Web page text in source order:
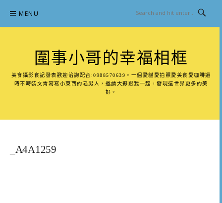
content
MENU
圍事小哥的幸福相框
美食攝影食記發表歡迎洽詢配合:0988570639。一個愛貓愛拍照愛美食愛咖啡還
時不時裝文青寫寫小東西的老男人，邀請大夥跟我一起，發現這世界更多的美
好。
_A4A1259